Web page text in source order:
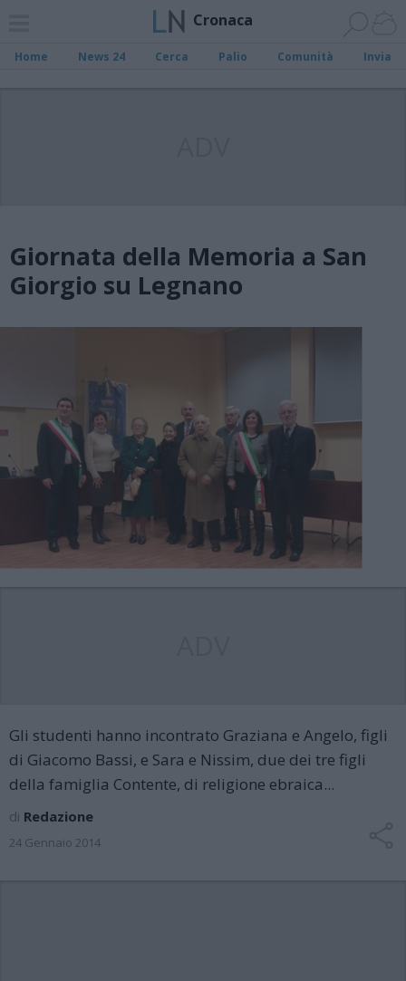
Cronaca
Home News 24 Cerca Palio Comunità Invia
Giornata della Memoria a San
Giorgio su Legnano
Gli studenti hanno incontrato Graziana e Angelo, figli
di Giacomo Bassi, e Sara e Nissim, due dei tre figli
della famiglia Contente, di religione ebraica...
di Redazione
24 Gennaio 2014